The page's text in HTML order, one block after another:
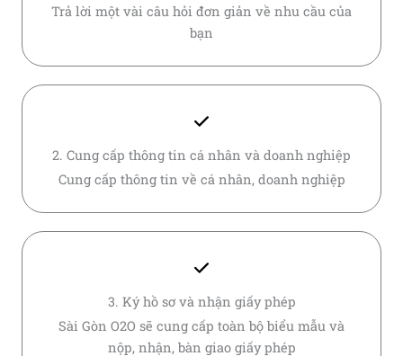
Trả lời một vài câu hỏi đơn giản về nhu cầu của
bạn
2. Cung cấp thông tin cá nhân và doanh nghiệp
Cung cấp thông tin về cá nhân, doanh nghiệp
3. Ký hồ sơ và nhận giấy phép
Sài Gòn O2O sẽ cung cấp toàn bộ biểu mẫu và
nộp, nhận, bàn giao giấy phép